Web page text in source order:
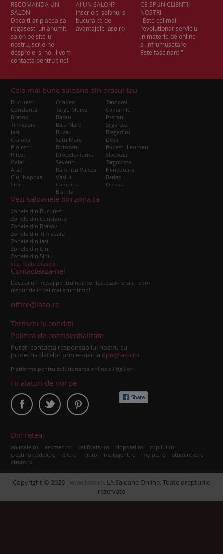
RECOMANDA UN
SALON
Daca ti-ar placea sa
regasesti un anumit
salon pe site-ul
nostru, scrie-ne
despre el si noi il vom
contacta pentru tine!
AI UN SALON?
Inscrie-ti salonul si
bucura-te de
avantajele laso.ro
CE SPUN CLIENTII
NOSTRI
"Este cel mai
revolutionar serviciu
in materie de online
si infrumusetare!
Este fascinant!"
Cele mai bune saloane din orasul tau
Bucuresti
Constanta
Brasov
Timisoara
Iasi
Craiova
Ploiesti
Pitesti
Galati
Arad
Cluj-Napoca
Sibiu
Oradea
Targu Mures
Bacau
Baia Mare
Buzau
Satu Mare
Botosani
Drobeta-Turnu
Severin
Ramnicu Valcea
Vaslui
Campina
Bistrita
Tandarei
Comarnic
Pascani
Segarcea
Bragadiru
Deva
Popesti-Leordeni
Slobozia
Targoviste
Hunedoara
Barlad
Orsova
Vezi saloanele din zona ta
Zonele din Bucuresti
Zonele din Constanta
Zonele din Brasov
Zonele din Timisoara
Zonele din Iasi
Zonele din Cluj
Zonele din Sibiu
vezi toate orasele
Contacteaza-ne!
Daca ai un mesaj pentru noi, contacteaza-ne si iti vom
raspunde in cel mai scurt timp!
office@laso.ro
Termeni si conditii
Politica de confidentialitate
Puteti contacta responsabilul nostru cu
protectia datelor prin e-mail la dpo@laso.ro
Platforma pentru solutionarea online a litigiilor
Fii alaturi de noi pe
Din retea:
animale.ro askmen.ro calificativ.ro clopotel.ro copilul.ro
crestinortodox.ro ele.ro hit.ro mailagent.ro myjob.ro studentie.ro
xtrem.ro
Copyright © 2026 - www.laso.ro. LA Saloane Online. Toate drepturile
rezervate